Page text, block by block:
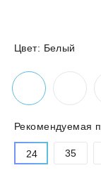
Цвет: Белый
Рекомендуемая
24 35